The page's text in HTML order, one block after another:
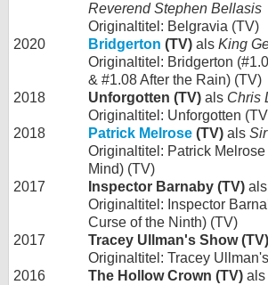
Reverend Stephen Bellasis
Originaltitel: Belgravia (TV)
2020
Bridgerton (TV) als King
Originaltitel: Bridgerton
& #1.08 After the Rain) (TV)
2018
Unforgotten (TV) als Chris
Originaltitel: Unforgotten
2018
Patrick Melrose (TV) als
Originaltitel: Patrick
Mind) (TV)
2017
Inspector Barnaby (TV) als
Originaltitel: Inspector
Curse of the Ninth) (TV)
2017
Tracey Ullman's Show (TV)
Originaltitel: Tracey
2016
The Hollow Crown (TV) als